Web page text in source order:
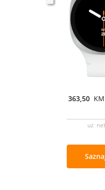
363,50
uz